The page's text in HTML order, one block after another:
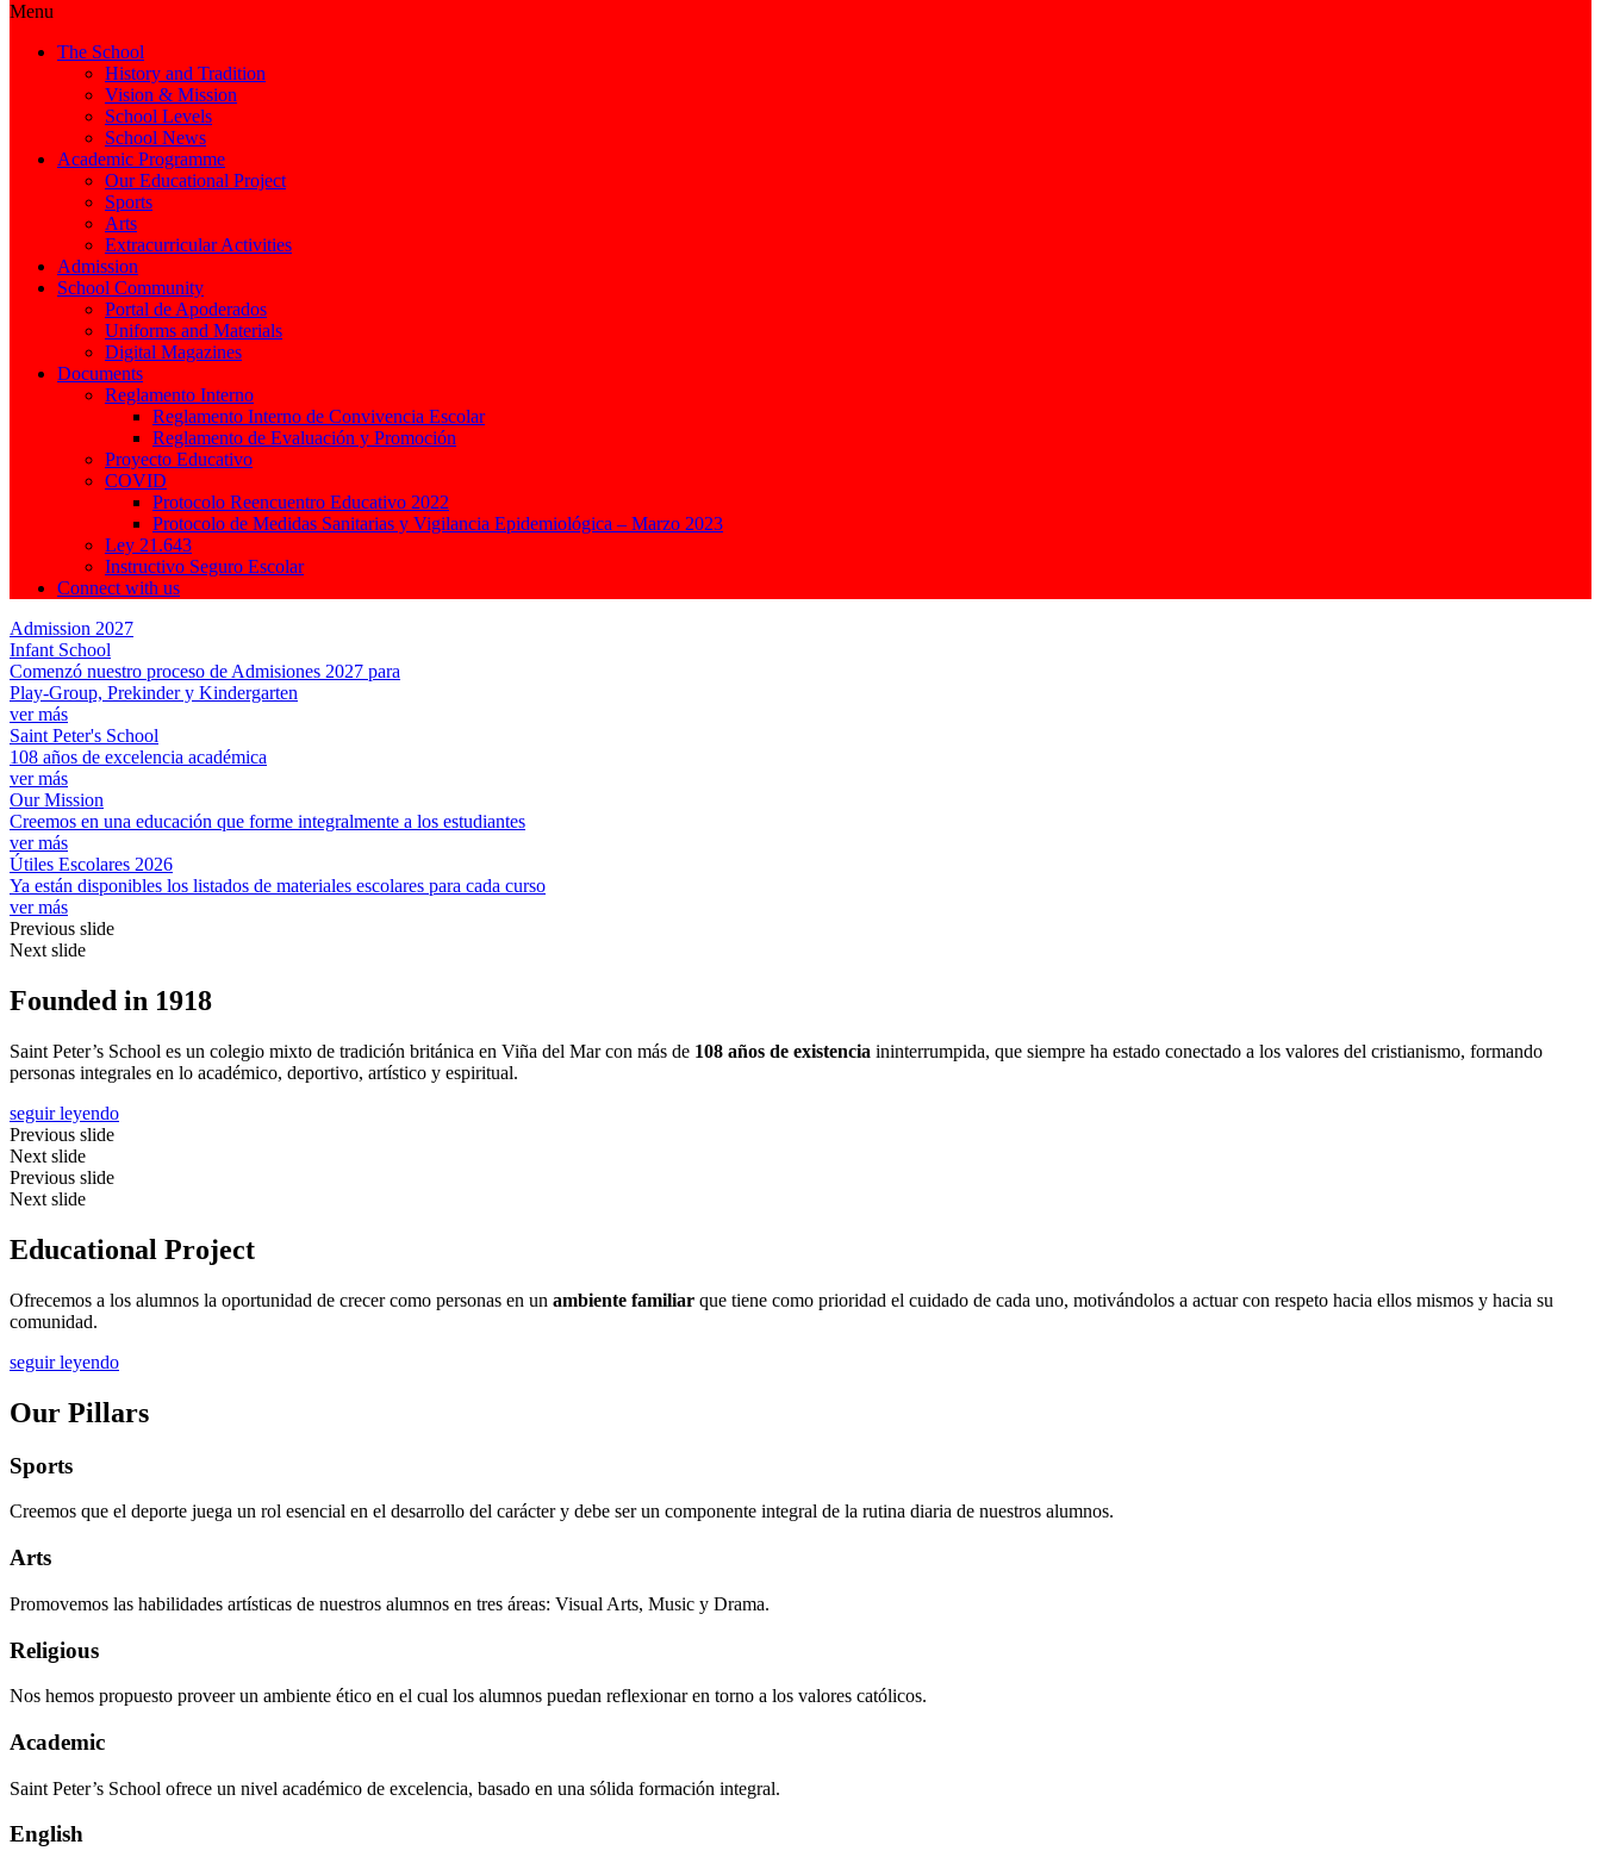
Menu
The School
History and Tradition
Vision & Mission
School Levels
School News
Academic Programme
Our Educational Project
Sports
Arts
Extracurricular Activities
Admission
School Community
Portal de Apoderados
Uniforms and Materials
Digital Magazines
Documents
Reglamento Interno
Reglamento Interno de Convivencia Escolar
Reglamento de Evaluación y Promoción
Proyecto Educativo
COVID
Protocolo Reencuentro Educativo 2022
Protocolo de Medidas Sanitarias y Vigilancia Epidemiológica – Marzo 2023
Ley 21.643
Instructivo Seguro Escolar
Connect with us
Admission 2027
Infant School
Comenzó nuestro proceso de Admisiones 2027 para
Play-Group, Prekinder y Kindergarten
ver más
Saint Peter's School
108 años de excelencia académica
ver más
Our Mission
Creemos en una educación que forme integralmente a los estudiantes
ver más
Útiles Escolares 2026
Ya están disponibles los listados de materiales escolares para cada curso
ver más
Previous slide
Next slide
Founded in 1918
Saint Peter’s School es un colegio mixto de tradición británica en Viña del Mar con más de 108 años de existencia ininterrumpida, que siempre ha estado conectado a los valores del cristianismo, formando
personas integrales en lo académico, deportivo, artístico y espiritual.
seguir leyendo
Previous slide
Next slide
Previous slide
Next slide
Educational Project
Ofrecemos a los alumnos la oportunidad de crecer como personas en un ambiente familiar que tiene como prioridad el cuidado de cada uno, motivándolos a actuar con respeto hacia ellos mismos y hacia su
comunidad.
seguir leyendo
Our Pillars
Sports
Creemos que el deporte juega un rol esencial en el desarrollo del carácter y debe ser un componente integral de la rutina diaria de nuestros alumnos.
Arts
Promovemos las habilidades artísticas de nuestros alumnos en tres áreas: Visual Arts, Music y Drama.
Religious
Nos hemos propuesto proveer un ambiente ético en el cual los alumnos puedan reflexionar en torno a los valores católicos.
Academic
Saint Peter’s School ofrece un nivel académico de excelencia, basado en una sólida formación integral.
English